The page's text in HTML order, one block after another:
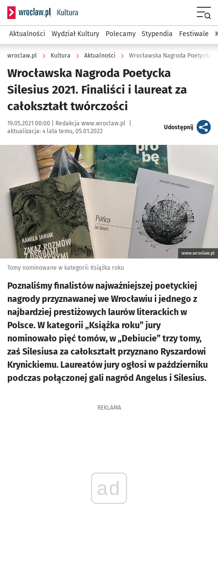
Serwis informacyjny wroclaw.pl podserwis: Kultura
Aktualności Wydział Kultury Polecamy Stypendia Festiwale
wroclaw.pl Kultura Aktualności
Wrocławska Nagroda Poetycka
Silesius 2021. Finaliści i laureat za
całokształt twórczości
Data publikacji:
19.05.2021 00:00 | Autor:
Redakcja www.wroclaw.pl
aktualizacja: 4 lata temu, 05.01.2022
Udostępnijartykuł
Kliknij, aby powiększyć
www.wroclaw.pl
Tomy nominowane w kategorii: Książka roku
Poznaliśmy finalistów najważniejszej poetyckiej
nagrody przyznawanej we Wrocławiu i jednego z
najbardziej prestiżowych laurów literackich w
Polsce. W kategorii „Książka roku” jury
nominowało pięć tomów, w „Debiucie” trzy tomy,
zaś Silesiusa za całokształt przyznano Ryszardowi
Krynickiemu. Laureatów jury ogłosi w październiku
podczas połączonej gali nagród Angelus i Silesius.
REKLAMA
ad